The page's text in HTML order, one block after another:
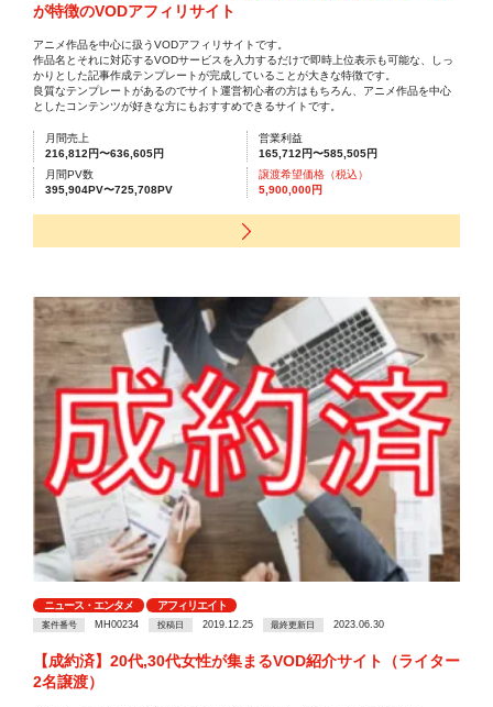
が特徴のVODアフィリサイト
アニメ作品を中心に扱うVODアフィリサイトです。
作品名とそれに対応するVODサービスを入力するだけで即時上位表示も可能な、しっ
かりとした記事作成テンプレートが完成していることが大きな特徴です。
良質なテンプレートがあるのでサイト運営初心者の方はもちろん、アニメ作品を中心
としたコンテンツが好きな方にもおすすめできるサイトです。
月間売上
216,812円〜636,605円
営業利益
165,712円〜585,505円
月間PV数
395,904PV〜725,708PV
譲渡希望価格（税込）
5,900,000円
ニュース・エンタメ アフィリエイト
案件番号 MH00234 投稿日 2019.12.25 最終更新日 2023.06.30
【成約済】20代,30代女性が集まるVOD紹介サイト（ライター
2名譲渡）